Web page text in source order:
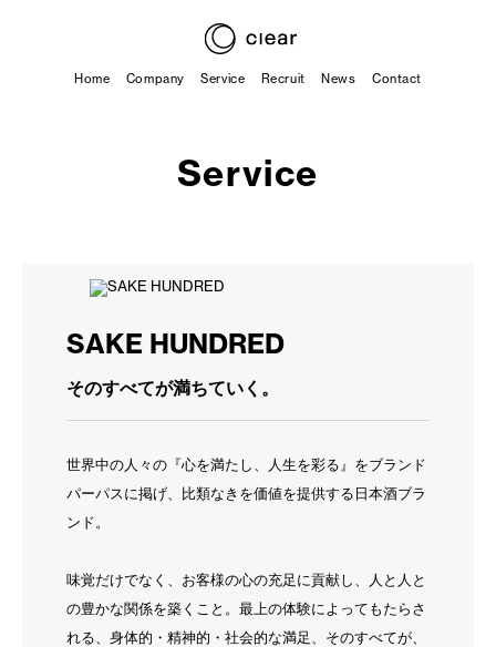
Home Company Service Recruit News Contact
Service
SAKE HUNDRED
そのすべてが満ちていく。
世界中の人々の『心を満たし、人生を彩る』をブランド
パーパスに掲げ、比類なきを価値を提供する日本酒ブラ
ンド。
味覚だけでなく、お客様の心の充足に貢献し、人と人と
の豊かな関係を築くこと。最上の体験によってもたらさ
れる、身体的・精神的・社会的な満足、そのすべてが、